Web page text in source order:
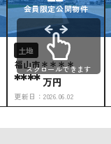
会員限定公開物件
土地
福山市＊＊＊＊
****万円
更新日： 2026.06.02
スクロールできます